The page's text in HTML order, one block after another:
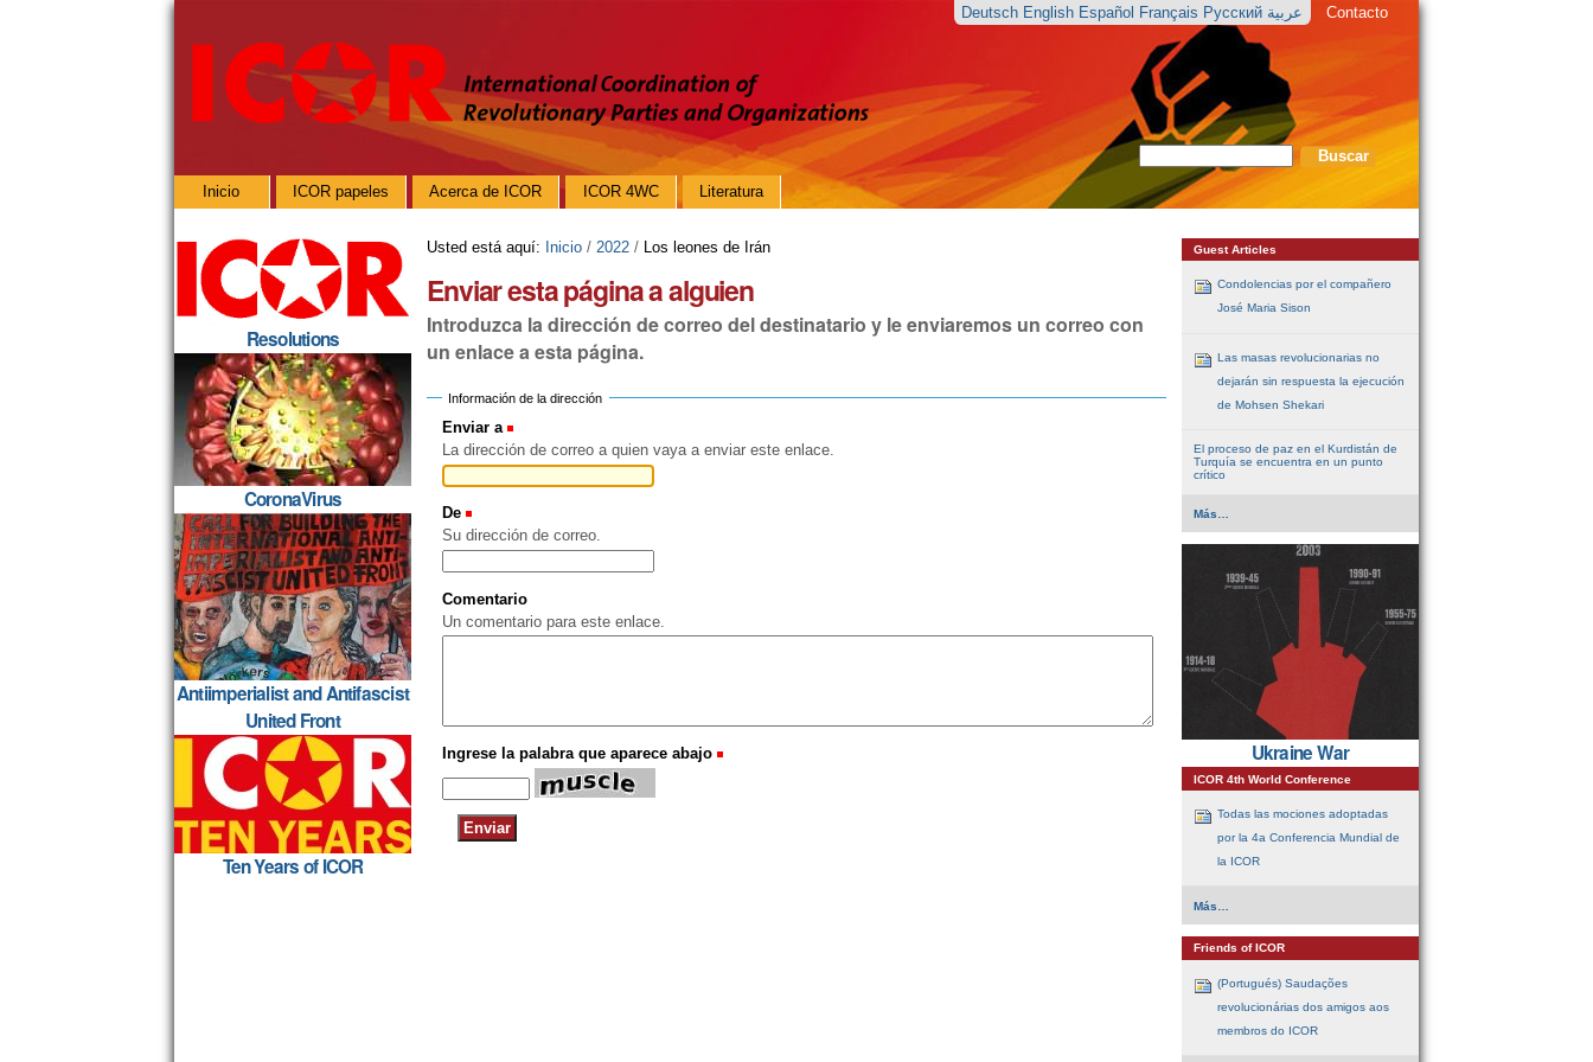
Cambiar
contenido.
Herramientas
Contacto
Deutsch English Español Français Русский عربية
Buscar
Búsqueda
Avanzada…
Navegación
Inicio ICOR papeles Acerca de ICOR ICOR 4WC Literatura
Resolutions
CoronaVirus
Antiimperialist and Antifascist
United Front
Ten Years of ICOR
Usted está aquí: Inicio / 2022 / Los leones de Irán
Enviar esta página a alguien
Introduzca la dirección de correo del destinatario y le enviaremos un correo con
un enlace a esta página.
Información de la dirección
Enviar a
La dirección de correo a quien vaya a enviar este enlace.
De
Su dirección de correo.
Comentario
Un comentario para este enlace.
Ingrese la palabra que aparece abajo
Guest Articles
Condolencias por el compañero
José Maria Sison
Las masas revolucionarias no
dejarán sin respuesta la ejecución
de Mohsen Shekari
El proceso de paz en el Kurdistán de
Turquía se encuentra en un punto
crítico
Guest
Más…
Ukraine War
ICOR 4th World Conference
Todas las mociones adoptadas
por la 4a Conferencia Mundial de
la ICOR
ICOR
Conference
Más…
Friends of ICOR
(Portugués) Saudações
revolucionárias dos amigos aos
membros do ICOR